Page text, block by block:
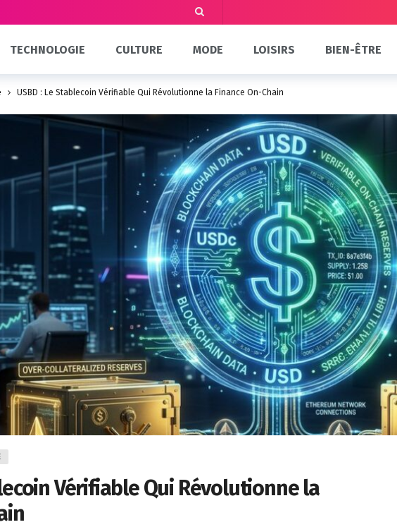
TECHNOLOGIE CULTURE MODE LOISIRS BIEN-ÊTRE
USBD : Le Stablecoin Vérifiable Qui Révolutionne la Finance On-Chain
Vérifiable Qui Révolutionne la